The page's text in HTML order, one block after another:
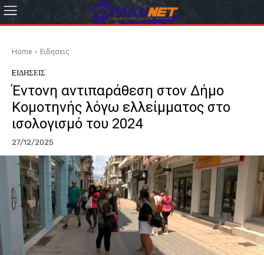
Home Eιδησεις
EΙΔΗΣΕΙΣ
Έντονη αντιπαράθεση στον Δήμο
Κομοτηνής λόγω ελλείμματος στο
ισολογισμό του 2024
27/12/2025